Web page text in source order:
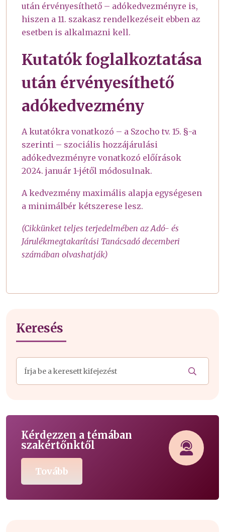
után érvényesíthető – adókedvezményre is,
hiszen a 11. szakasz rendelkezéseit ebben az
esetben is alkalmazni kell.
Kutatók foglalkoztatása
után érvényesíthető
adókedvezmény
A kutatókra vonatkozó – a Szocho tv. 15. §-a
szerinti – szociális hozzájárulási
adókedvezményre vonatkozó előírások
2024. január 1-jétől módosulnak.
A kedvezmény maximális alapja egységesen
a minimálbér kétszerese lesz.
(Cikkünket teljes terjedelmében az Adó- és
Járulékmegtakarítási Tanácsadó decemberi
számában olvashatják)
Keresés
Kérdezzen a témában
szakértőnktől
Tovább